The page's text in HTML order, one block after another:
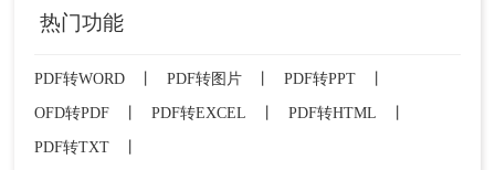
热门功能
PDF转WORD PDF转图片 PDF转PPT
OFD转PDF
PDF转EXCEL PDF转HTML
PDF转TXT